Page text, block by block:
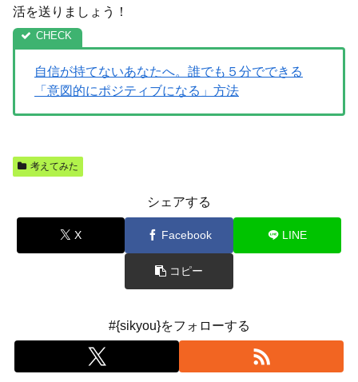
活を送りましょう！
自信が持てないあなたへ。誰でも５分でできる
「意図的にポジティブになる」方法
考えてみた
シェアする
X Facebook LINE
コピー
#{sikyou}をフォローする